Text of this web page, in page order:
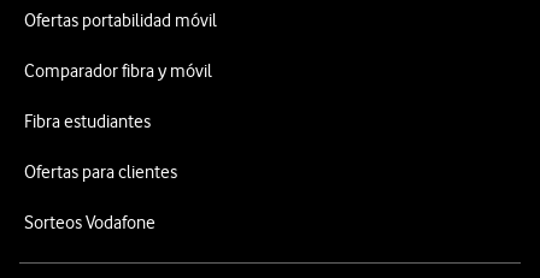
Ofertas portabilidad móvil
Comparador fibra y móvil
Fibra estudiantes
Ofertas para clientes
Sorteos Vodafone